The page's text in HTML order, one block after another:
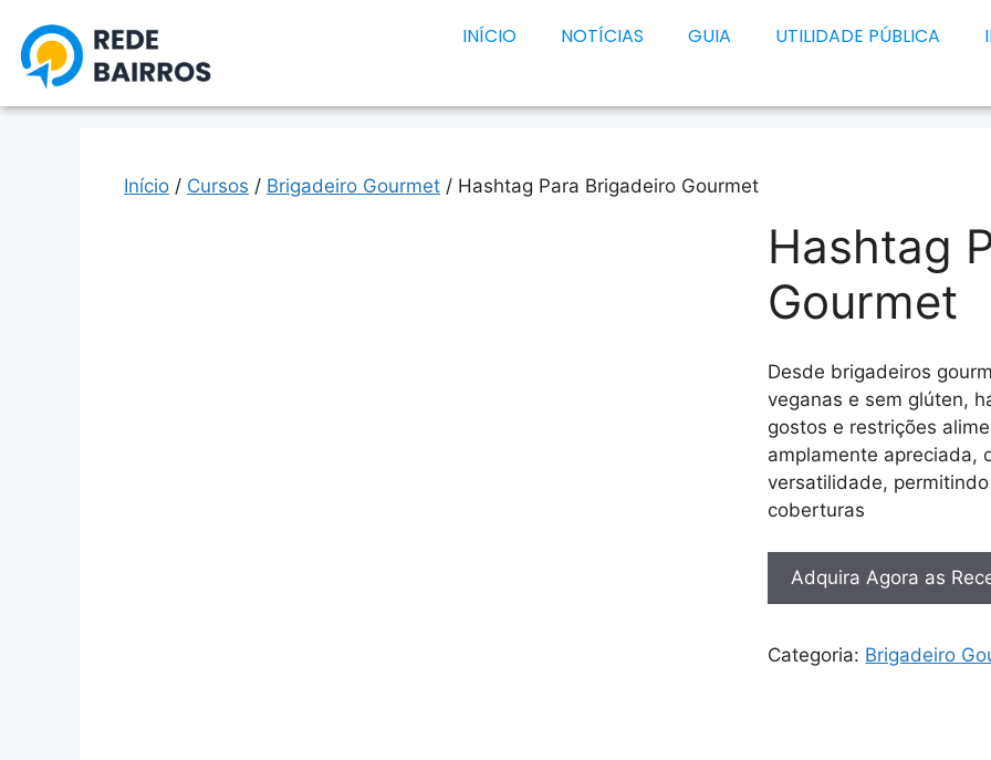
INÍCIO NOTÍCIAS GUIA UTILIDADE PÚBLICA
Início / Cursos / Brigadeiro Gourmet / Hashtag Para Brigadeiro Gourmet
Hashtag
Gourmet
Desde brigadeiros
veganas e sem glúten,
gostos e restrições
amplamente apreciada,
versatilidade,
coberturas
Adquira Agora as
Categoria: Brigadeiro